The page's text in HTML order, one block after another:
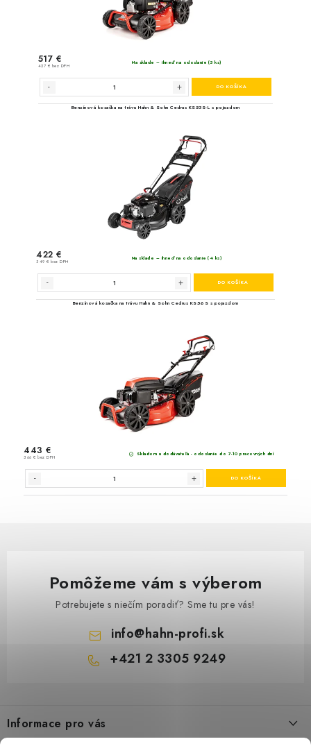
Pomôžeme vám s výberom
Potrebujete s niečím poradiť? Sme tu pre vás!
info@hahn-profi.sk
+421 2 3305 9249
pInformace pro vás